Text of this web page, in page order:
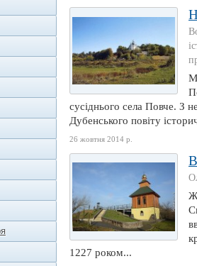
сусіднього села Повче. З
Дубенського повіту
26 жовтня 2014 р.
1227 роком...